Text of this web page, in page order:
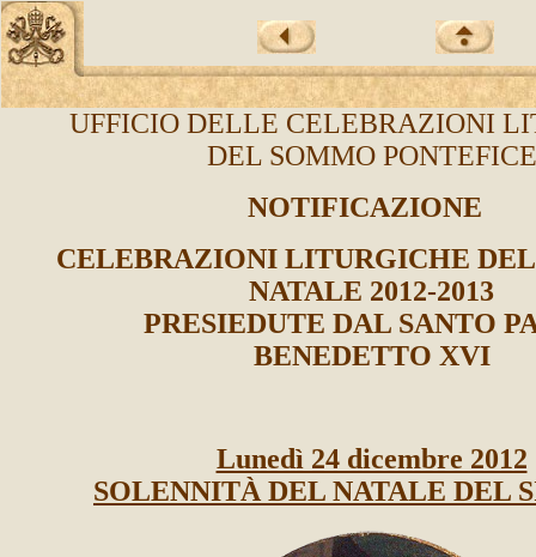
UFFICIO DELLE CELEBRAZIONI
DEL SOMMO PONTEFICE
NOTIFICAZIONE
CELEBRAZIONI LITURGICHE
NATALE 2012-2013
PRESIEDUTE DAL SANTO
BENEDETTO XVI
Lunedì 24 dicembre 2012
SOLENNITÀ DEL NATALE DEL